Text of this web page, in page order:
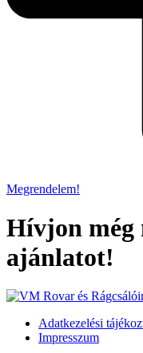
Megrendelem!
Hívjon még
ajánlatot!
Adatkezelési
Impresszum